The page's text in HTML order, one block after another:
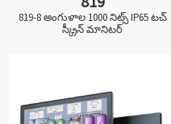
819-8 అంగుళాల 1000 నిట్స్ IP65 టచ్
స్క్రీన్ మానిటర్